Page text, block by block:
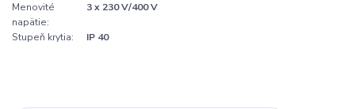
Menovité
napätie:
3 x 230 V/400 V
Stupeň krytia: IP 40